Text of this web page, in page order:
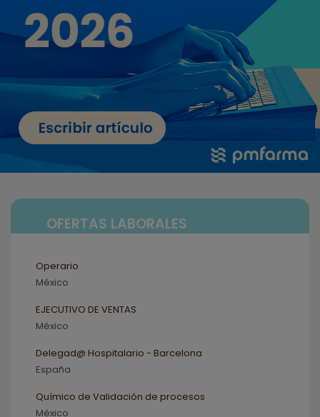
OFERTAS LABORALES
Operario
México
EJECUTIVO DE VENTAS
México
Delegad@ Hospitalario - Barcelona
España
Químico de Validación de procesos
México